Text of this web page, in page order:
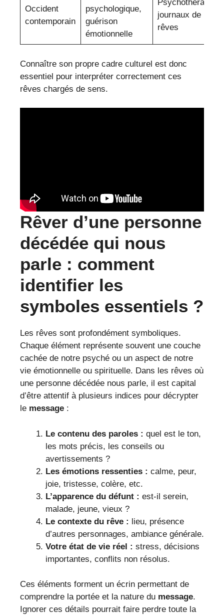
Occident
contemporain
psychologique,
guérison
émotionnelle
Psychothérapie,
journaux de
rêves
Connaître son propre cadre culturel est donc
essentiel pour interpréter correctement ces
rêves chargés de sens.
Rêver d’une personne
décédée qui nous
parle : comment
identifier les
symboles essentiels ?
Les rêves sont profondément symboliques.
Chaque élément représente souvent une couche
cachée de notre psyché ou un aspect de notre
vie émotionnelle ou spirituelle. Dans les rêves où
une personne décédée nous parle, il est capital
d’être attentif à plusieurs indices pour décrypter
le message :
Le contenu des paroles : quel est le ton,
les mots précis, les conseils ou
avertissements ?
Les émotions ressenties : calme, peur,
joie, tristesse, colère, etc.
L’apparence du défunt : est-il serein,
malade, jeune, vieux ?
Le contexte du rêve : lieu, présence
d’autres personnages, ambiance générale.
Votre état de vie réel : stress, décisions
importantes, conflits non résolus.
Ces éléments forment un écrin permettant de
comprendre la portée et la nature du message.
Ignorer ces détails pourrait faire perdre toute la